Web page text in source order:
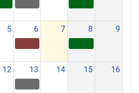
5 6 7 8 9
12 13 14 15 16